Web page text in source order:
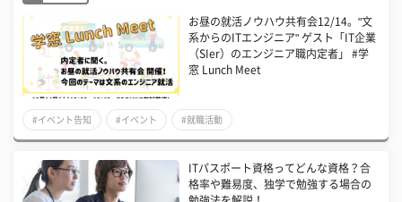
お昼の就活ノウハウ共有会12/14。"文
系からのITエンジニア" ゲスト「IT企業
（SIer）のエンジニア職内定者」 #学
窓 Lunch Meet
#イベント告知 #イベント #就職活動
ITパスポート資格ってどんな資格？合
格率や難易度、独学で勉強する場合の